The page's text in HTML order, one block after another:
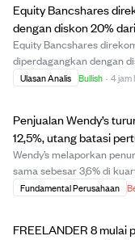
Equity Bancshares
dengan diskon 20%
dan dividen kuat.
Equity Bancshares
diperdagangkan dengan
dan 21% di bawah rata-
Ulasan Analis Bullish · 4 jam
Penjualan Wendy’s
12,5%, utang batasi
direkomendasikan jual
Wendy’s melaporkan
sama sebesar 3,6% di
pelanggan turun 12,5%.
Fundamental Perusahaan
FREELANDER 8 mulai